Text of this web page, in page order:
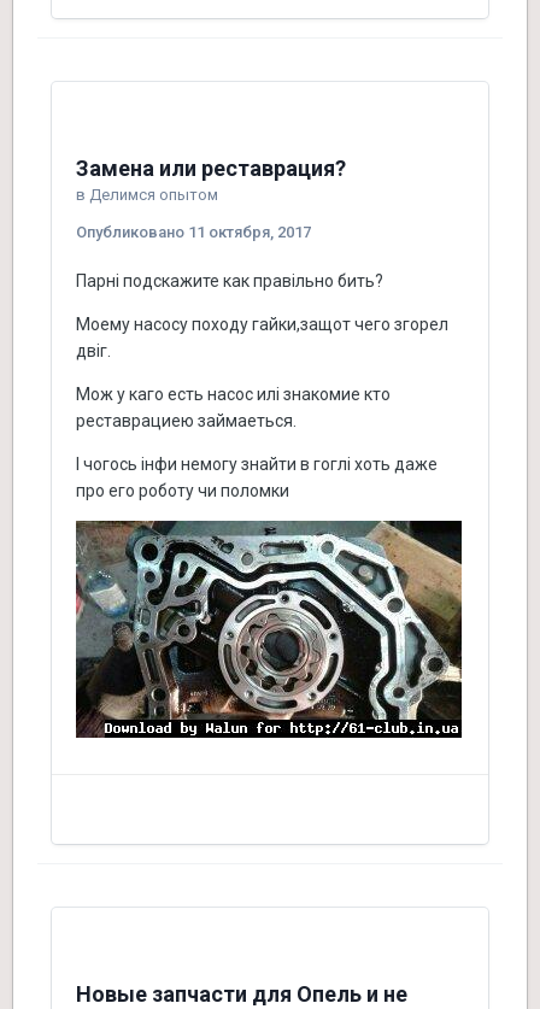
Замена или реставрация?
в Делимся опытом
Опубликовано 11 октября, 2017
Парні подскажите как правільно бить?
Моему насосу походу гайки,защот чего згорел
двіг.
Мож у каго есть насос илі знакомие кто
реставрациею займаеться.
І чогось інфи немогу знайти в гоглі хоть даже
про его роботу чи поломки
Новые запчасти для Опель и не